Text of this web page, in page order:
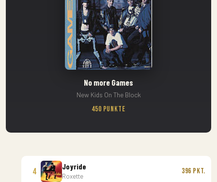
No more Games
New Kids On The Block
450 Punkte
4
Joyride
Roxette
396 Pkt.